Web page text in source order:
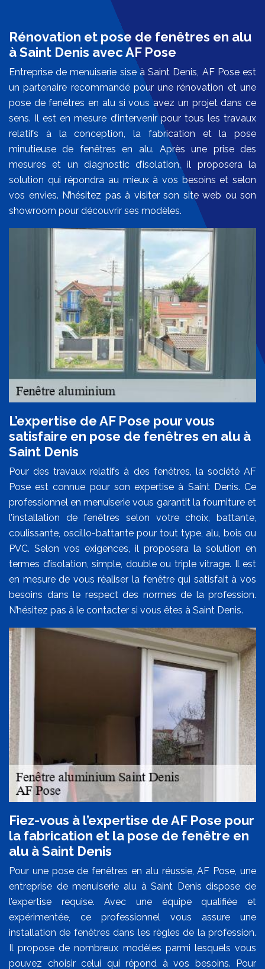
Rénovation et pose de fenêtres en alu
à Saint Denis avec AF Pose
Entreprise de menuiserie sise à Saint Denis, AF Pose est
un partenaire recommandé pour une rénovation et une
pose de fenêtres en alu si vous avez un projet dans ce
sens. Il est en mesure d’intervenir pour tous les travaux
relatifs à la conception, la fabrication et la pose
minutieuse de fenêtres en alu. Après une prise des
mesures et un diagnostic d’isolation, il proposera la
solution qui répondra au mieux à vos besoins et selon
vos envies. N’hésitez pas à visiter son site web ou son
showroom pour découvrir ses modèles.
L’expertise de AF Pose pour vous
satisfaire en pose de fenêtres en alu à
Saint Denis
Pour des travaux relatifs à des fenêtres, la société AF
Pose est connue pour son expertise à Saint Denis. Ce
professionnel en menuiserie vous garantit la fourniture et
l’installation de fenêtres selon votre choix, battante,
coulissante, oscillo-battante pour tout type, alu, bois ou
PVC. Selon vos exigences, il proposera la solution en
termes d’isolation, simple, double ou triple vitrage. Il est
en mesure de vous réaliser la fenêtre qui satisfait à vos
besoins dans le respect des normes de la profession.
N’hésitez pas à le contacter si vous êtes à Saint Denis.
Fiez-vous à l’expertise de AF Pose pour
la fabrication et la pose de fenêtre en
alu à Saint Denis
Pour une pose de fenêtres en alu réussie, AF Pose, une
entreprise de menuiserie alu à Saint Denis dispose de
l’expertise requise. Avec une équipe qualifiée et
expérimentée, ce professionnel vous assure une
installation de fenêtres dans les règles de la profession.
Il propose de nombreux modèles parmi lesquels vous
pouvez choisir celui qui répond à vos besoins. Pour